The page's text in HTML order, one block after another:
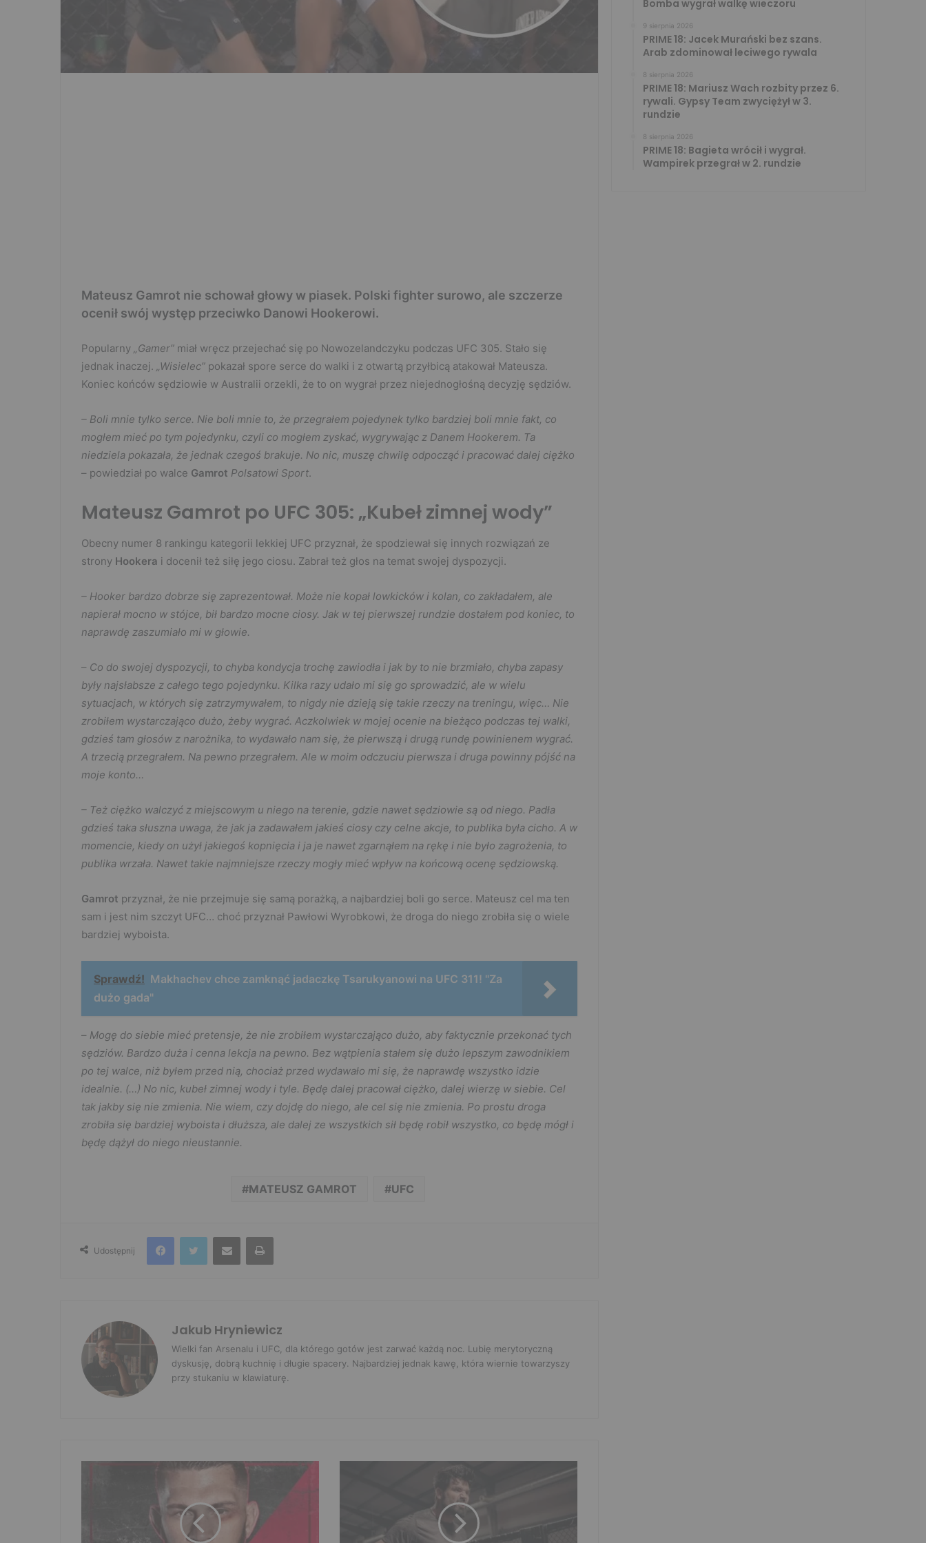
Mateusz Gamrot nie schował głowy w piasek. Polski fighter surowo, ale szczerze
ocenił swój występ przeciwko Danowi Hookerowi.
Popularny „Gamer” miał wręcz przejechać się po Nowozelandczyku podczas UFC 305. Stało się
jednak inaczej. „Wisielec” pokazał spore serce do walki i z otwartą przyłbicą atakował Mateusza.
Koniec końców sędziowie w Australii orzekli, że to on wygrał przez niejednogłośną decyzję sędziów.
– Boli mnie tylko serce. Nie boli mnie to, że przegrałem pojedynek tylko bardziej boli mnie fakt, co
mogłem mieć po tym pojedynku, czyli co mogłem zyskać, wygrywając z Danem Hookerem. Ta
niedziela pokazała, że jednak czegoś brakuje. No nic, muszę chwilę odpocząć i pracować dalej ciężko
– powiedział po walce Gamrot Polsatowi Sport.
Mateusz Gamrot po UFC 305: „Kubeł zimnej wody”
Obecny numer 8 rankingu kategorii lekkiej UFC przyznał, że spodziewał się innych rozwiązań ze
strony Hookera i docenił też siłę jego ciosu. Zabrał też głos na temat swojej dyspozycji.
– Hooker bardzo dobrze się zaprezentował. Może nie kopał lowkicków i kolan, co zakładałem, ale
napierał mocno w stójce, bił bardzo mocne ciosy. Jak w tej pierwszej rundzie dostałem pod koniec, to
naprawdę zaszumiało mi w głowie.
– Co do swojej dyspozycji, to chyba kondycja trochę zawiodła i jak by to nie brzmiało, chyba zapasy
były najsłabsze z całego tego pojedynku. Kilka razy udało mi się go sprowadzić, ale w wielu
sytuacjach, w których się zatrzymywałem, to nigdy nie dzieją się takie rzeczy na treningu, więc… Nie
zrobiłem wystarczająco dużo, żeby wygrać. Aczkolwiek w mojej ocenie na bieżąco podczas tej walki,
gdzieś tam głosów z narożnika, to wydawało nam się, że pierwszą i drugą rundę powinienem wygrać.
A trzecią przegrałem. Na pewno przegrałem. Ale w moim odczuciu pierwsza i druga powinny pójść na
moje konto…
– Też ciężko walczyć z miejscowym u niego na terenie, gdzie nawet sędziowie są od niego. Padła
gdzieś taka słuszna uwaga, że jak ja zadawałem jakieś ciosy czy celne akcje, to publika była cicho. A w
momencie, kiedy on użył jakiegoś kopnięcia i ja je nawet zgarnąłem na rękę i nie było zagrożenia, to
publika wrzała. Nawet takie najmniejsze rzeczy mogły mieć wpływ na końcową ocenę sędziowską.
Gamrot przyznał, że nie przejmuje się samą porażką, a najbardziej boli go serce. Mateusz cel ma ten
sam i jest nim szczyt UFC… choć przyznał Pawłowi Wyrobkowi, że droga do niego zrobiła się o wiele
bardziej wyboista.
Sprawdź! Makhachev chce zamknąć jadaczkę Tsarukyanowi na UFC 311! "Za
dużo gada"
– Mogę do siebie mieć pretensje, że nie zrobiłem wystarczająco dużo, aby faktycznie przekonać tych
sędziów. Bardzo duża i cenna lekcja na pewno. Bez wątpienia stałem się dużo lepszym zawodnikiem
po tej walce, niż byłem przed nią, chociaż przed wydawało mi się, że naprawdę wszystko idzie
idealnie. (…) No nic, kubeł zimnej wody i tyle. Będę dalej pracował ciężko, dalej wierzę w siebie. Cel
tak jakby się nie zmienia. Nie wiem, czy dojdę do niego, ale cel się nie zmienia. Po prostu droga
zrobiła się bardziej wyboista i dłuższa, ale dalej ze wszystkich sił będę robił wszystko, co będę mógł i
będę dążył do niego nieustannie.
MATEUSZ GAMROT UFC
Udostępnij
FacebookTwitter Udostępnij przez e-mail Drukuj
Jakub Hryniewicz
Wielki fan Arsenalu i UFC, dla którego gotów jest zarwać każdą noc. Lubię merytoryczną
dyskusję, dobrą kuchnię i długie spacery. Najbardziej jednak kawę, która wiernie towarzyszy
przy stukaniu w klawiaturę.
Bomba wygrał walkę wieczoru
9 sierpnia 2026
PRIME 18: Jacek Murański bez szans.
Arab zdominował leciwego rywala
8 sierpnia 2026
PRIME 18: Mariusz Wach rozbity przez 6.
rywali. Gypsy Team zwyciężył w 3.
rundzie
8 sierpnia 2026
PRIME 18: Bagieta wrócił i wygrał.
Wampirek przegrał w 2. rundzie